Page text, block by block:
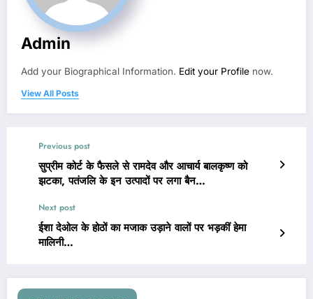
Admin
Add your Biographical Information. Edit your Profile now.
View All Posts
Previous post
सुप्रीम कोर्ट के फैसले से रामदेव और आचार्य बालकृष्ण को
झटका, पतंजलि के इन उत्पादों पर लगा बैन…
Next post
ईशा देओल के होठों का मजाक उड़ाने वालों पर भड़कीं हेमा
मालिनी…